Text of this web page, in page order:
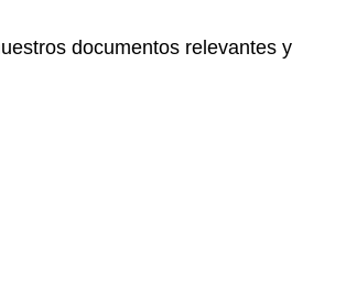
documentos relevantes y